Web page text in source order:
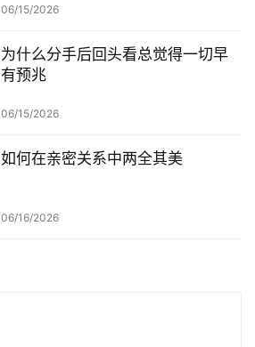
06/15/2026
为什么分手后回头看总觉得一切早
有预兆
06/15/2026
如何在亲密关系中两全其美
06/16/2026